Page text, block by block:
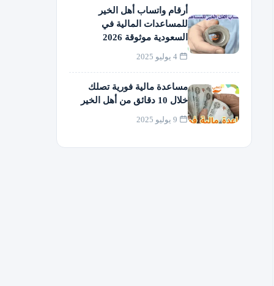
أرقام واتساب أهل الخير
للمساعدات المالية في
السعودية موثوقة 2026
مساعدة مالية فورية تصلك
خلال 10 دقائق من أهل الخير